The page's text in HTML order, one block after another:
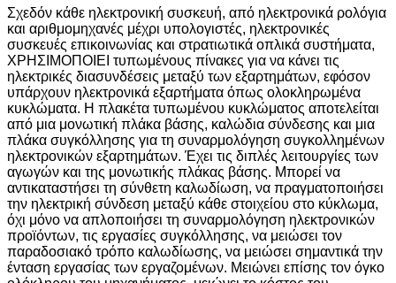
Σχεδόν κάθε ηλεκτρονική συσκευή, από ηλεκτρονικά ρολόγια
και αριθμομηχανές μέχρι υπολογιστές, ηλεκτρονικές
συσκευές επικοινωνίας και στρατιωτικά οπλικά συστήματα,
ΧΡΗΣΙΜΟΠΟΙΕΙ τυπωμένους πίνακες για να κάνει τις
ηλεκτρικές διασυνδέσεις μεταξύ των εξαρτημάτων, εφόσον
υπάρχουν ηλεκτρονικά εξαρτήματα όπως ολοκληρωμένα
κυκλώματα. Η πλακέτα τυπωμένου κυκλώματος αποτελείται
από μια μονωτική πλάκα βάσης, καλώδια σύνδεσης και μια
πλάκα συγκόλλησης για τη συναρμολόγηση συγκολλημένων
ηλεκτρονικών εξαρτημάτων. Έχει τις διπλές λειτουργίες των
αγωγών και της μονωτικής πλάκας βάσης. Μπορεί να
αντικαταστήσει τη σύνθετη καλωδίωση, να πραγματοποιήσει
την ηλεκτρική σύνδεση μεταξύ κάθε στοιχείου στο κύκλωμα,
όχι μόνο να απλοποιήσει τη συναρμολόγηση ηλεκτρονικών
προϊόντων, τις εργασίες συγκόλλησης, να μειώσει τον
παραδοσιακό τρόπο καλωδίωσης, να μειώσει σημαντικά την
ένταση εργασίας των εργαζομένων. Μειώνει επίσης τον όγκο